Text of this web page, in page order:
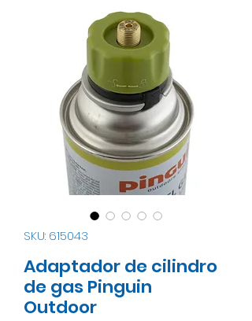
SKU: 615043
Adaptador de cilindro
de gas Pinguin
Outdoor